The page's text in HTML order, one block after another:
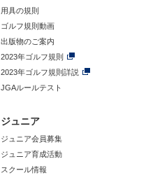
用具の規則
ゴルフ規則動画
出版物のご案内
2023年ゴルフ規則
2023年ゴルフ規則詳説
JGAルールテスト
ジュニア
ジュニア会員募集
ジュニア育成活動
スクール情報